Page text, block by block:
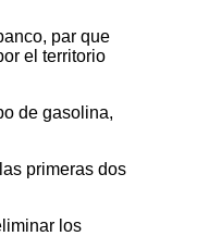
par que
el territorio
de gasolina,
primeras dos
los